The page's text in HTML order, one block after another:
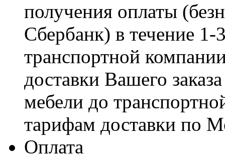
получения оплаты
Сбербанк) в течение
транспортной
доставки Вашего
мебели до
тарифам доставки по
Оплата